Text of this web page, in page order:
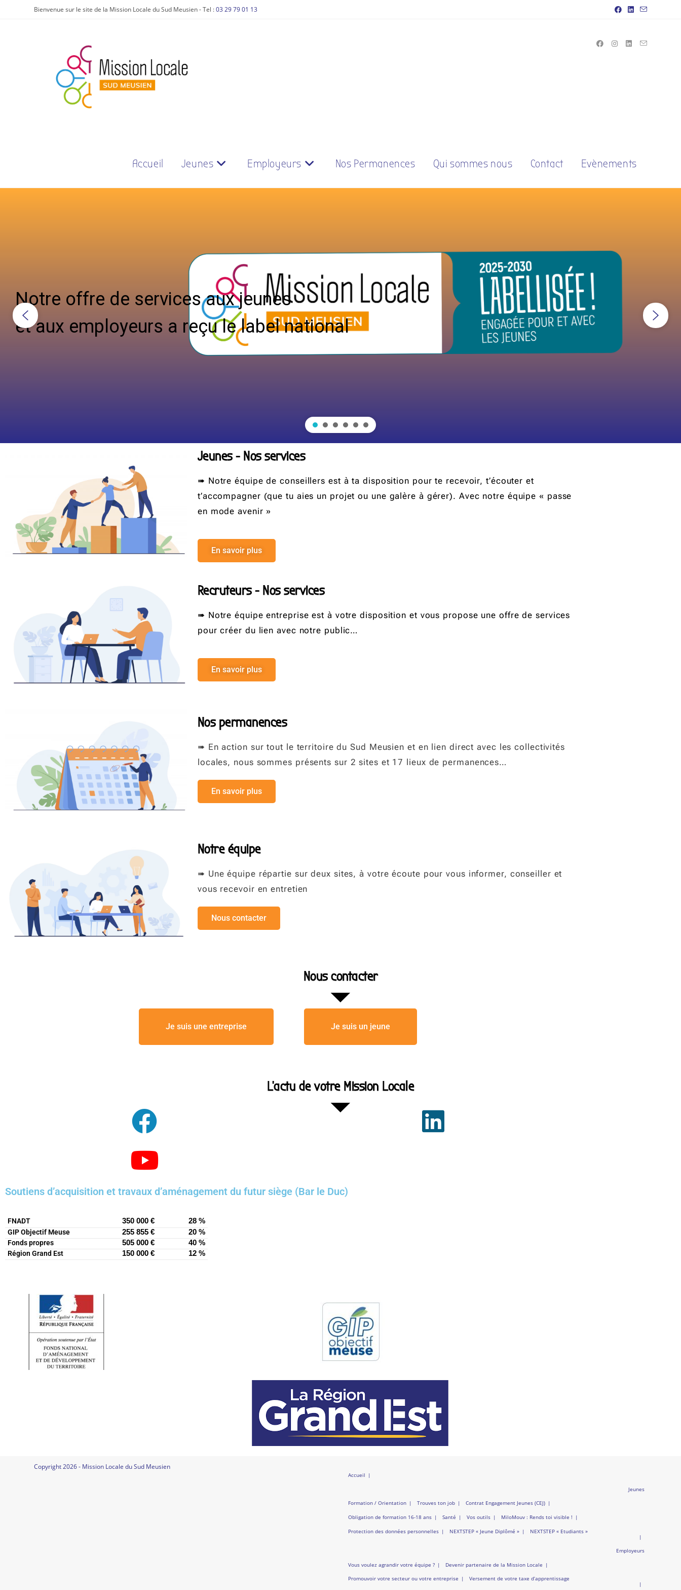
Bienvenue sur le site de la Mission Locale du Sud Meusien - Tel :03 29 79 01 13
Accueil Jeunes Employeurs Nos Permanences Qui sommes nous Contact Evènements
Notre offre de services aux jeunes
et aux employeurs a reçu le label national
Jeunes - Nos services
➠ Notre équipe de conseillers est à ta disposition pour te recevoir, t’écouter et
t’accompagner (que tu aies un projet ou une galère à gérer). Avec notre équipe « passe
en mode avenir »
En savoir plus
Recruteurs - Nos services
➠ Notre équipe entreprise est à votre disposition et vous propose une offre de services
pour créer du lien avec notre public…
En savoir plus
Nos permanences
➠ En action sur tout le territoire du Sud Meusien et en lien direct avec les collectivités
locales, nous sommes présents sur 2 sites et 17 lieux de permanences…
En savoir plus
Notre équipe
➠ Une équipe répartie sur deux sites, à votre écoute pour vous informer, conseiller et
vous recevoir en entretien
Nous contacter
Nous contacter
Je suis une entreprise Je suis un jeune
L'actu de votre Mission Locale
Soutiens d’acquisition et travaux d’aménagement du futur siège (Bar le Duc)
FNADT 350 000 €
28 %
GIP Objectif Meuse
255 855 €
20 %
Fonds propres
505 000 €
40 %
Région Grand Est
150 000 € 12 %
Accueil
Jeunes
Formation / Orientation
Trouves ton job
Contrat Engagement Jeunes (CEJ)
Obligation de formation 16-18 ans
Santé Vos outils
MiloMouv : Rends toi visible !
Protection des données personnelles
NEXTSTEP « Jeune Diplômé » NEXTSTEP « Etudiants »
Employeurs
Vous voulez agrandir votre équipe ?
Devenir partenaire de la Mission Locale
Promouvoir votre secteur ou votre entreprise
Versement de votre taxe d’apprentissage
Copyright 2026 - Mission Locale du Sud Meusien